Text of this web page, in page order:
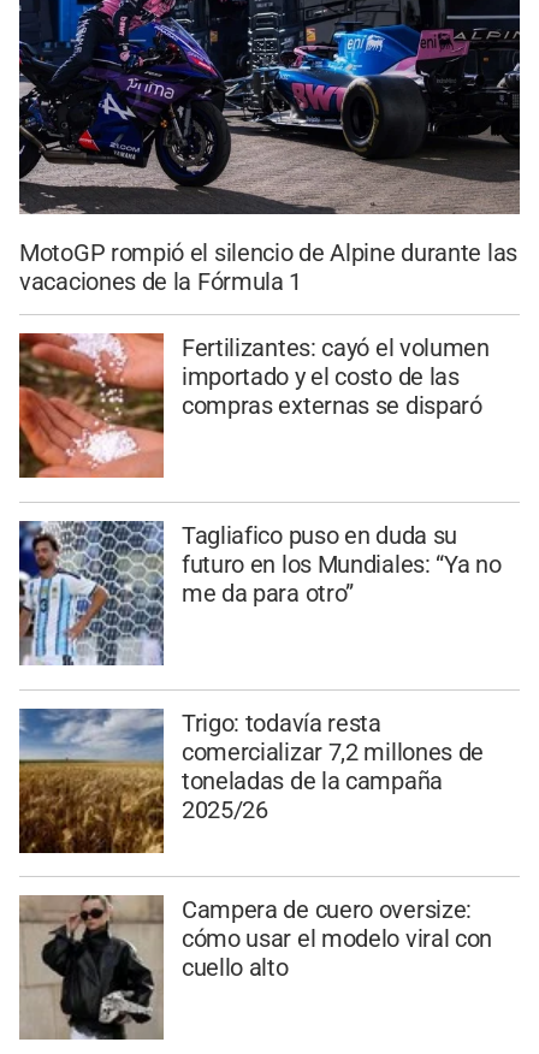
MotoGP rompió el silencio de Alpine durante las
vacaciones de la Fórmula 1
Fertilizantes: cayó el volumen
importado y el costo de las
compras externas se disparó
Tagliafico puso en duda su
futuro en los Mundiales: “Ya no
me da para otro”
Trigo: todavía resta
comercializar 7,2 millones de
toneladas de la campaña
2025/26
Campera de cuero oversize:
cómo usar el modelo viral con
cuello alto